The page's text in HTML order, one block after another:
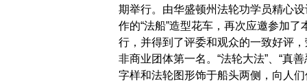
期举行。由华盛顿州法轮功学员精心设
作的“法船”造型花车，再次应邀参加了
行，并得到了评委和观众的一致好评，
非商业团体第一名。“法轮大法”、“真善
字样和法轮图形饰于船头两侧，向人们